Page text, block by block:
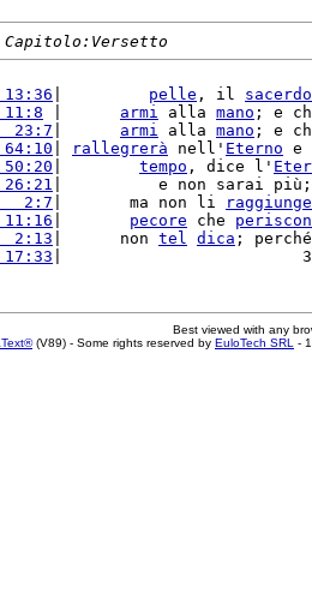
pelle , il
armi alla mano ; e
23:7 armi alla mano ; e
rallegrerà nell' Eterno e
tempo , dice l'
|          e non sarai
2:7 |       ma non li
pecore che
2:13 |      non tel dica ;
|
Best viewed with any
(V89) - Some rights reserved by EuloTech SRL -